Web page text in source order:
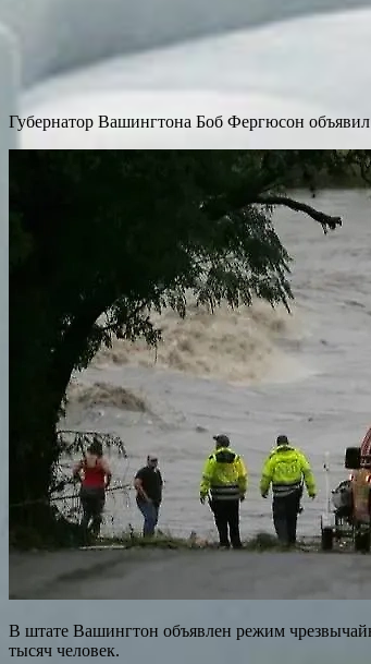
Губернатор Вашингтона Боб Фергюсон
В штате Вашингтон объявлен режим
тысяч человек.